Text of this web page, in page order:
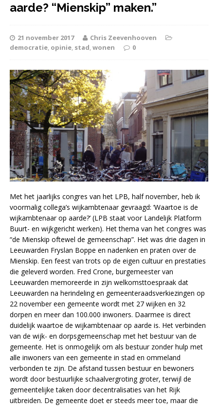
aarde? “Mienskip” maken.”
21 november 2017
Chris Zeevenhooven
democratie, opinie, stad,wonen 0
Met het jaarlijks congres van het LPB, half november, heb ik
voormalig collega’s wijkambtenaar gevraagd: ‘Waartoe is de
wijkambtenaar op aarde?’ (LPB staat voor Landelijk Platform
Buurt- en wijkgericht werken). Het thema van het congres was
“de Mienskip oftewel de gemeenschap”. Het was drie dagen in
Leeuwarden Fryslan Boppe en nadenken en praten over de
Mienskip. Een feest van trots op de eigen cultuur en prestaties
die geleverd worden. Fred Crone, burgemeester van
Leeuwarden memoreerde in zijn welkomsttoespraak dat
Leeuwarden na herindeling en gemeenteraadsverkiezingen op
22 november een gemeente wordt met 27 wijken en 32
dorpen en meer dan 100.000 inwoners. Daarmee is direct
duidelijk waartoe de wijkambtenaar op aarde is. Het verbinden
van de wijk- en dorpsgemeenschap met het bestuur van de
gemeente. Het is onmogelijk om als bestuur zonder hulp met
alle inwoners van een gemeente in stad en ommeland
verbonden te zijn. De afstand tussen bestuur en bewoners
wordt door bestuurlijke schaalvergroting groter, terwijl de
gemeentelijke taken door decentralisaties van het Rijk
uitbreiden. De gemeente doet er steeds meer toe, maar die